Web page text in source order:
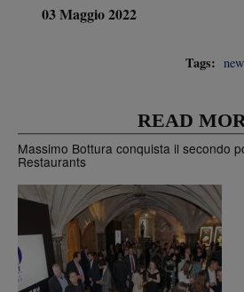
03 Maggio 2022
Tags:
READ
Massimo Bottura conquista il secondo
Restaurants